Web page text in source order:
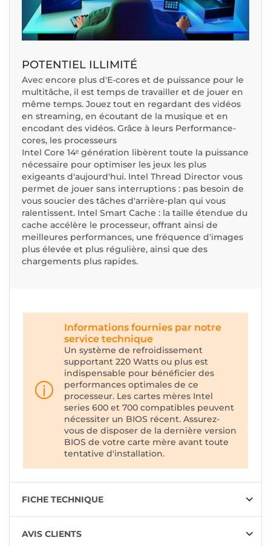
POTENTIEL ILLIMITÉ
Avec encore plus d'E-cores et de puissance pour le
multitâche, il est temps de travailler et de jouer en
même temps. Jouez tout en regardant des vidéos
en streaming, en écoutant de la musique et en
encodant des vidéos. Grâce à leurs Performance-
cores, les processeurs
Intel Core 14ᵉ génération libèrent toute la puissance
nécessaire pour optimiser les jeux les plus
exigeants d'aujourd'hui. Intel Thread Director vous
permet de jouer sans interruptions : pas besoin de
vous soucier des tâches d'arrière-plan qui vous
ralentissent. Intel Smart Cache : la taille étendue du
cache accélère le processeur, offrant ainsi de
meilleures performances, une fréquence d'images
plus élevée et plus régulière, ainsi que des
chargements plus rapides.
Informations fournies par notre
service technique
Un système de refroidissement
supportant 220 Watts ou plus est
indispensable pour bénéficier des
performances optimales de ce
processeur. Les cartes mères Intel
series 600 et 700 compatibles peuvent
nécessiter un BIOS récent. Assurez-
vous de disposer de la dernière version
BIOS de votre carte mère avant toute
tentative d'installation.
FICHE TECHNIQUE
AVIS CLIENTS